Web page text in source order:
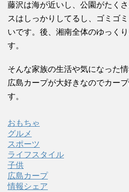
藤沢は海が近いし、公園がたく
スはしっかりしてるし、ゴミゴ
いです。後、湘南全体のゆっく
す。
そんな家族の生活や気になった情
広島カープが大好きなのでカー
す。
おもちゃ
グルメ
スポーツ
ライフスタイル
子供
広島カープ
情報シェア